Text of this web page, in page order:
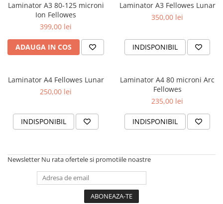
Ascutitori
Pixuri cu mecanism
Pixuri cu gel
Mine pentru pixuri
Markere acrilice
Markere tabla alba/whiteboard
Markere permanente
Hartie si produse din hartie
Laminator A3 80-125 microni
Ion Fellowes
399,00 lei
ADAUGA IN COS
Laminator A3 Fellowes Lunar
350,00 lei
INDISPONIBIL
Laminator A4 Fellowes Lunar
250,00 lei
INDISPONIBIL
Laminator A4 80 microni Arc
Fellowes
235,00 lei
INDISPONIBIL
Newsletter Nu rata ofertele si promotiile noastre